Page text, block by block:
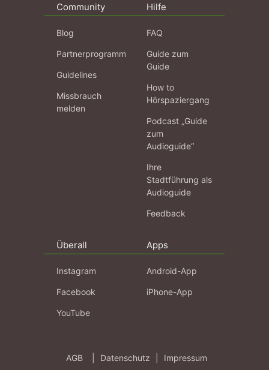
Community
Blog
Partnerprogramm
Guidelines
Missbrauch
melden
Hilfe
FAQ
Guide zum
Guide
How to
Hörspaziergang
Podcast „Guide
zum
Audioguide“
Ihre
Stadtführung als
Audioguide
Feedback
Überall
Instagram
Facebook
YouTube
Apps
Android-App
iPhone-App
AGB Datenschutz Impressum